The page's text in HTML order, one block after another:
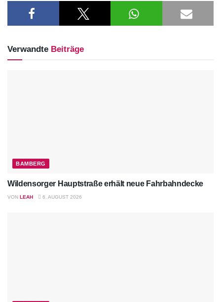
Verwandte Beiträge
BAMBERG
Wildensorger Hauptstraße erhält neue Fahrbahndecke
VON LEAH 6. AUGUST 2026